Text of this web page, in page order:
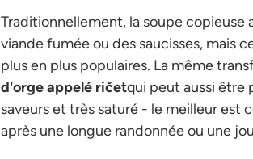
Traditionnellement, la soupe
viande fumée ou des saucisses, mais
plus en plus populaires. La même
d'orge appelé ričetqui peut aussi être
saveurs et très saturé - le meilleur est
après une longue randonnée ou une